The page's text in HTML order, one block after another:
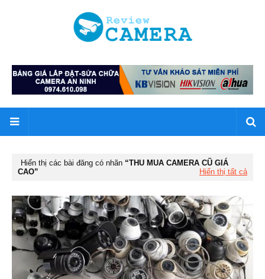
Hiển thị các bài đăng có nhãn
THU MUA CAMERA CŨ GIÁ
CAO
Hiển thị tất cả